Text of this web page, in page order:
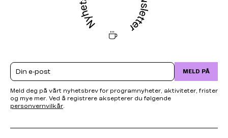
Email MELD PÅ
Meld deg på vårt nyhetsbrev for programnyheter, aktiviteter, frister
og mye mer. Ved å registrere aksepterer du følgende
personvernvilkår.